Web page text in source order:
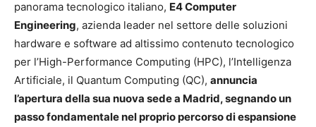
panorama tecnologico italiano, E4 Computer
Engineering, azienda leader nel settore delle soluzioni
hardware e software ad altissimo contenuto tecnologico
per l’High-Performance Computing (HPC), l’Intelligenza
Artificiale, il Quantum Computing (QC), annuncia
l’apertura della sua nuova sede a Madrid, segnando un
passo fondamentale nel proprio percorso di espansione